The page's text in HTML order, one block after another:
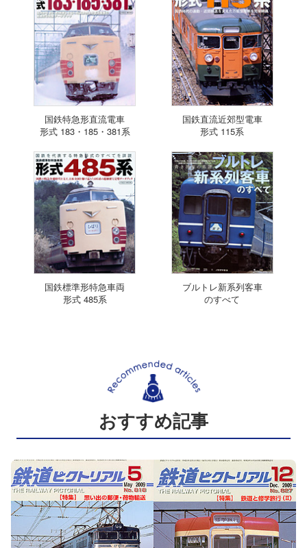
国鉄特急形直流電車
形式 183・185・381系
国鉄直流近郊型電車
形式 115系
国鉄標準形特急車両
形式 485系
ブルトレ新系列客車
のすべて
おすすめ記事